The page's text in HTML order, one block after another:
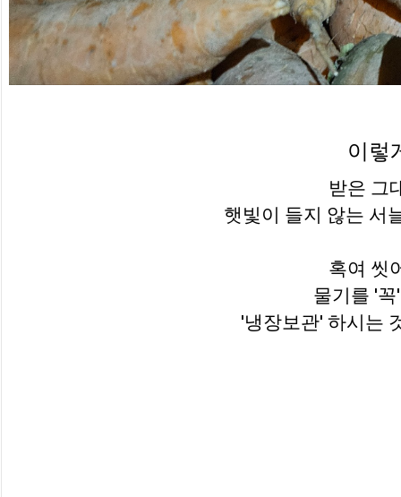
이렇
받은 그
햇빛이 들지 않는 서
혹여 씻
물기를 '
'냉장보관' 하시는